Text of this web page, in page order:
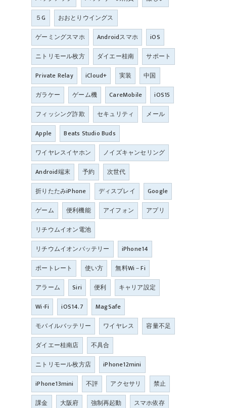
５G
おおとりウイングス
ゲーミングスマホ
Androidスマホ
iOS
ニトリモール枚方
ダイエー桂南
サポート
Private Relay
iCloud+ 実装
中国
ガラケー
ゲーム機 CareMobile
iOS15
フィッシング詐欺
セキュリティ
メール
Apple
Beats Studio Buds
ワイヤレスイヤホン
ノイズキャンセリング
Android端末
予約
次世代
折りたたみiPhone
ディスプレイ
Google
ゲーム
便利機能 アイフォン
アプリ
リチウムイオン電池
リチウムイオンバッテリー
iPhone14
ポートレート
使い方
無料Wi－Fi
アラーム
Siri 便利
キャリア設定
Wi-Fi
iOS14.7
MagSafe
モバイルバッテリー
ワイヤレス
容量不足
ダイエー桂南店
不具合
ニトリモール枚方店
iPhone12mini
iPhone13mini
不評 アクセサリ
禁止
課金
大阪府 強制再起動
スマホ依存